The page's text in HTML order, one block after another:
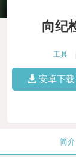
向纪
工具
安卓下载
简介